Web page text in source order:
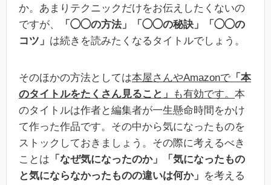
か。あまりテクニックだけをお伝えしたくないの
ですが、
「◯◯の方法」「◯◯の秘訣」「◯◯の
コツ」 は続きを読みたくなるタイトルでしょう。
そのほかの方法としては本屋さんやAmazonで 「本
のタイトルをたくさん見ること」
も有効です。 本
のタイトルは作者と編集者が一生懸命時間をかけ
て作った作品です。その中から気になったものを
ストックしておきましょう。その際に考えるべき
ことは 「なぜ気になったのか」「気になったもの
と気にならなかったものの違いは何か」 を考える